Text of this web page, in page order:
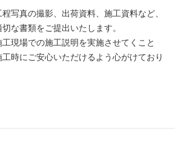
写真の撮影、出荷資料、施工資料など、
な書類をご提出いたします。
現場での施工説明を実施させてくこと
時にご安心いただけるよう心がけており